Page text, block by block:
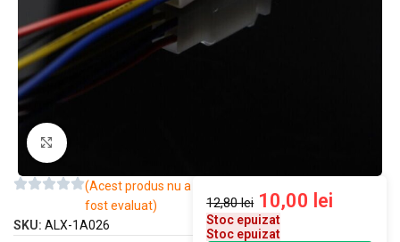
Mărește imaginea
(Acest produs nu a
fost evaluat)
SKU: ALX-1A026
12,80lei 10,00 lei
Stoc epuizat
Stoc epuizat